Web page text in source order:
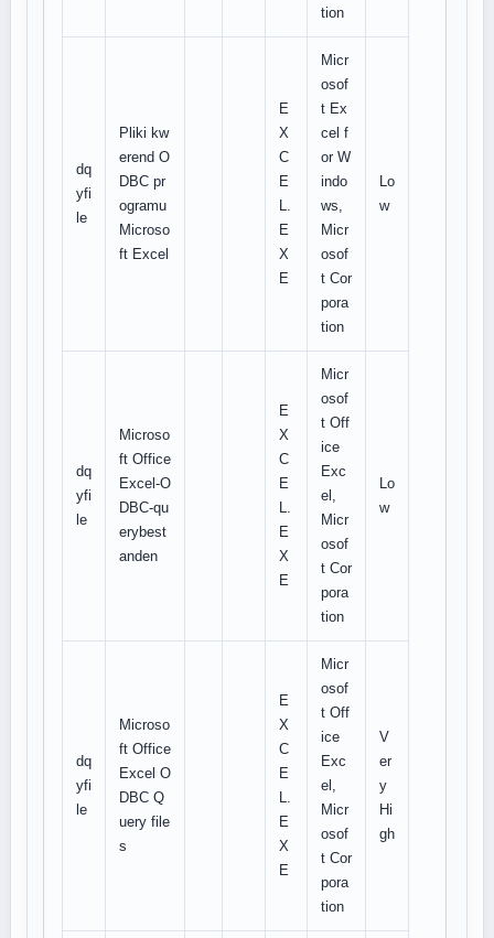
tion
dq
yfi
le
Pliki kw
erend O
DBC pr
ogramu
Microso
ft Excel
E
X
C
E
L.
E
X
E
Micr
osof
t Ex
cel f
or W
indo
ws,
Micr
osof
t Cor
pora
tion
Lo
w
dq
yfi
le
Microso
ft Office
Excel-O
DBC-qu
erybest
anden
E
X
C
E
L.
E
X
E
Micr
osof
t Off
ice
Exc
el,
Micr
osof
t Cor
pora
tion
Lo
w
dq
yfi
le
Microso
ft Office
Excel O
DBC Q
uery file
s
E
X
C
E
L.
E
X
E
Micr
osof
t Off
ice
Exc
el,
Micr
osof
t Cor
pora
tion
V
er
y
Hi
gh